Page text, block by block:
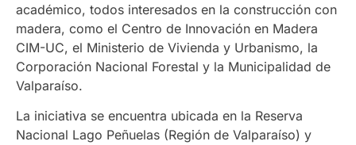
académico, todos interesados en la construcción con
madera, como el Centro de Innovación en Madera
CIM-UC, el Ministerio de Vivienda y Urbanismo, la
Corporación Nacional Forestal y la Municipalidad de
Valparaíso.
La iniciativa se encuentra ubicada en la Reserva
Nacional Lago Peñuelas (Región de Valparaíso) y